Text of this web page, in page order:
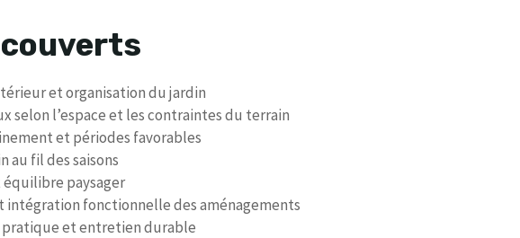
et organisation du jardin
selon l’espace et les contraintes du terrain
et périodes favorables
au fil des saisons
paysager
intégration fonctionnelle des aménagements
pratique et entretien durable